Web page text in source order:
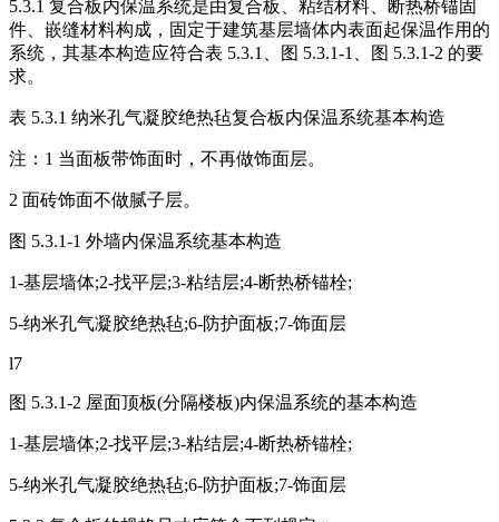
5.3.1 复合板内保温系统是由复合板、粘结材料、断热桥锚固
件、嵌缝材料构成，固定于建筑基层墙体内表面起保温作用的
系统，其基本构造应符合表 5.3.1、图 5.3.1-1、图 5.3.1-2 的要
求。
表 5.3.1 纳米孔气凝胶绝热毡复合板内保温系统基本构造
注：1 当面板带饰面时，不再做饰面层。
2 面砖饰面不做腻子层。
图 5.3.1-1 外墙内保温系统基本构造
1-基层墙体;2-找平层;3-粘结层;4-断热桥锚栓;
5-纳米孔气凝胶绝热毡;6-防护面板;7-饰面层
l7
图 5.3.1-2 屋面顶板(分隔楼板)内保温系统的基本构造
1-基层墙体;2-找平层;3-粘结层;4-断热桥锚栓;
5-纳米孔气凝胶绝热毡;6-防护面板;7-饰面层